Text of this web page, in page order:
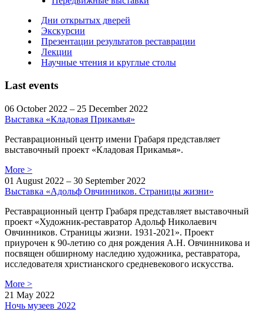
Дни открытых дверей
Экскурсии
Презентации результатов реставрации
Лекции
Научные чтения и круглые столы
Last events
06 October 2022 – 25 December 2022
Выставка «Кладовая Прикамья»
Реставрационный центр имени Грабаря представляет
выставочный проект «Кладовая Прикамья».
More >
01 August 2022 – 30 September 2022
Выставка «Адольф Овчинников. Страницы жизни»
Реставрационный центр Грабаря представляет выставочный
проект «Художник-реставратор Адольф Николаевич
Овчинников. Страницы жизни. 1931-2021». Проект
приурочен к 90-летию со дня рождения А.Н. Овчинникова и
посвящен обширному наследию художника, реставратора,
исследователя христианского средневекового искусства.
More >
21 May 2022
Ночь музеев 2022